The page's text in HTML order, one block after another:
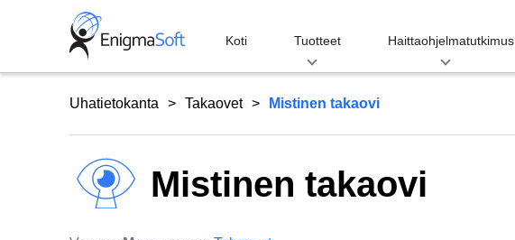
Koti Tuotteet Haittaohjelmatutkimus
Uhatietokanta Takaovet Mistinen takaovi
Mistinen takaovi